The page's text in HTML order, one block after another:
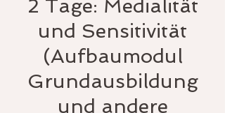
2 Tage: Medialität
und Sensitivität
(Aufbaumodul
Grundausbildung
und andere